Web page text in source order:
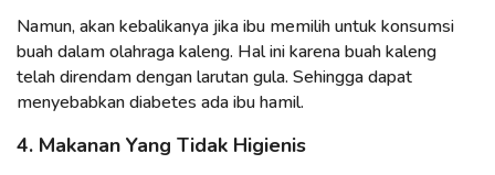
Namun, akan kebalikanya jika ibu memilih untuk konsumsi
buah dalam olahraga kaleng. Hal ini karena buah kaleng
telah direndam dengan larutan gula. Sehingga dapat
menyebabkan diabetes ada ibu hamil.
4. Makanan Yang Tidak Higienis